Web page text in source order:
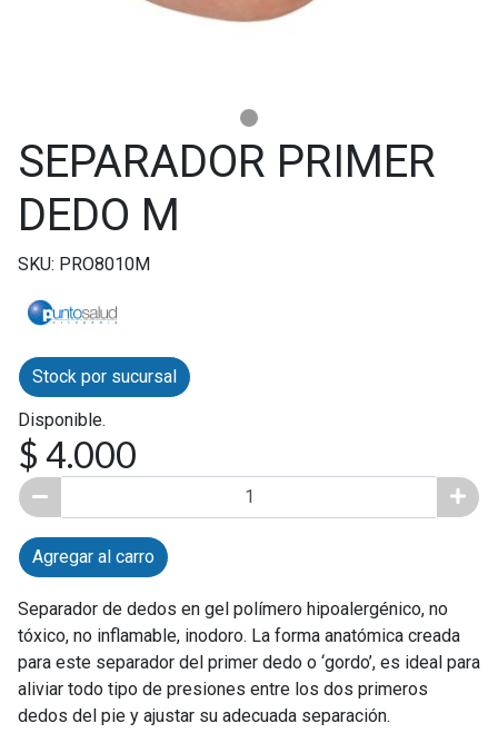
SEPARADOR PRIMER
DEDO M
SKU: PRO8010M
Stock por sucursal
Disponible.
$ 4.000
Agregar al carro
Separador de dedos en gel polímero hipoalergénico, no
tóxico, no inflamable, inodoro. La forma anatómica creada
para este separador del primer dedo o ‘gordo’, es ideal para
aliviar todo tipo de presiones entre los dos primeros
dedos del pie y ajustar su adecuada separación.